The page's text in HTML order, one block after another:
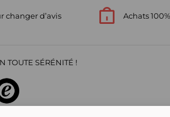
changer d’avis Achats
TOUTE SÉRÉNITÉ !